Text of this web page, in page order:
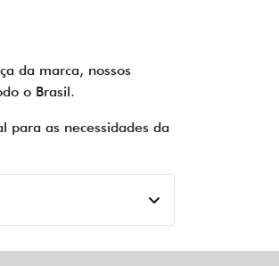
da marca, nossos
o Brasil.
para as necessidades da